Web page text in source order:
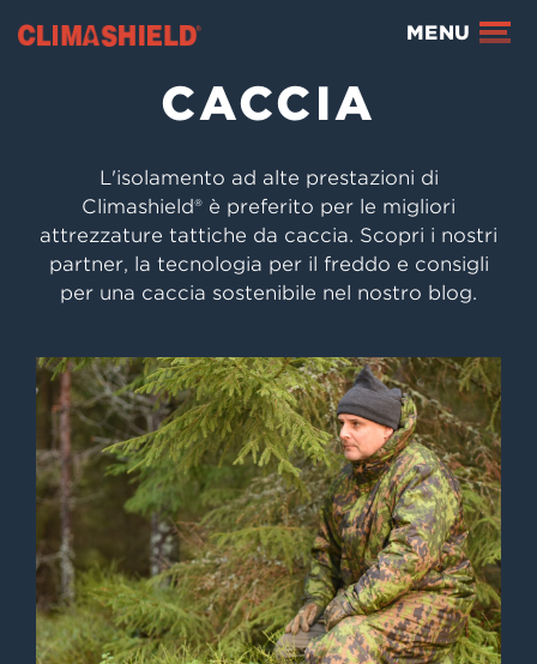
Climashield® MENU
CACCIA
L'isolamento ad alte prestazioni di
Climashield® è preferito per le migliori
attrezzature tattiche da caccia. Scopri i nostri
partner, la tecnologia per il freddo e consigli
per una caccia sostenibile nel nostro blog.